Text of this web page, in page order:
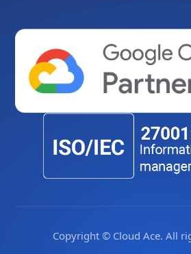
Copyright © Cloud Ace. All